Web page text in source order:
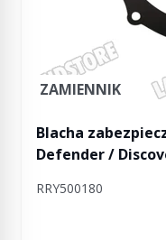
ZAMIENNIK
Blacha
Defender /
RRY500180